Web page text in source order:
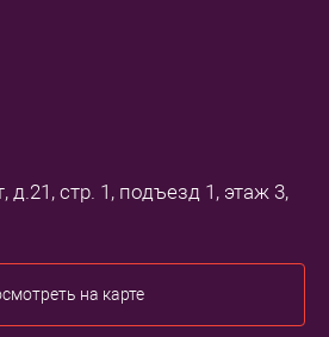
д.21, стр. 1, подъезд 1, этаж 3,
на карте